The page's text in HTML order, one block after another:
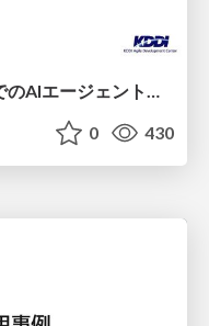
Atlassian Cloudサポート業務でのAIエージェント活用事例
0 430